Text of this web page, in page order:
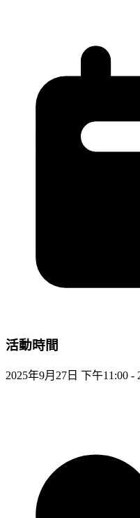
活動時間
2025年9月27日 下午11:00 -